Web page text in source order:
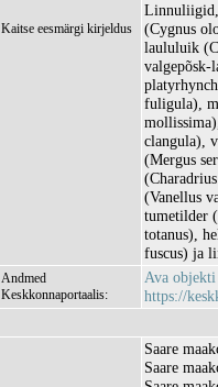
Kaitse eesmärgi kirjeldus
Linnuliigid,
(Cygnus
laululuik
valgepõsk-
fuligula),
clangula),
(Mergus
(Vanellus
tumetilder
totanus),
fuscus) ja
Andmed
Keskkonnaportaalis:
Ava objekti
https://
Saare
Saare